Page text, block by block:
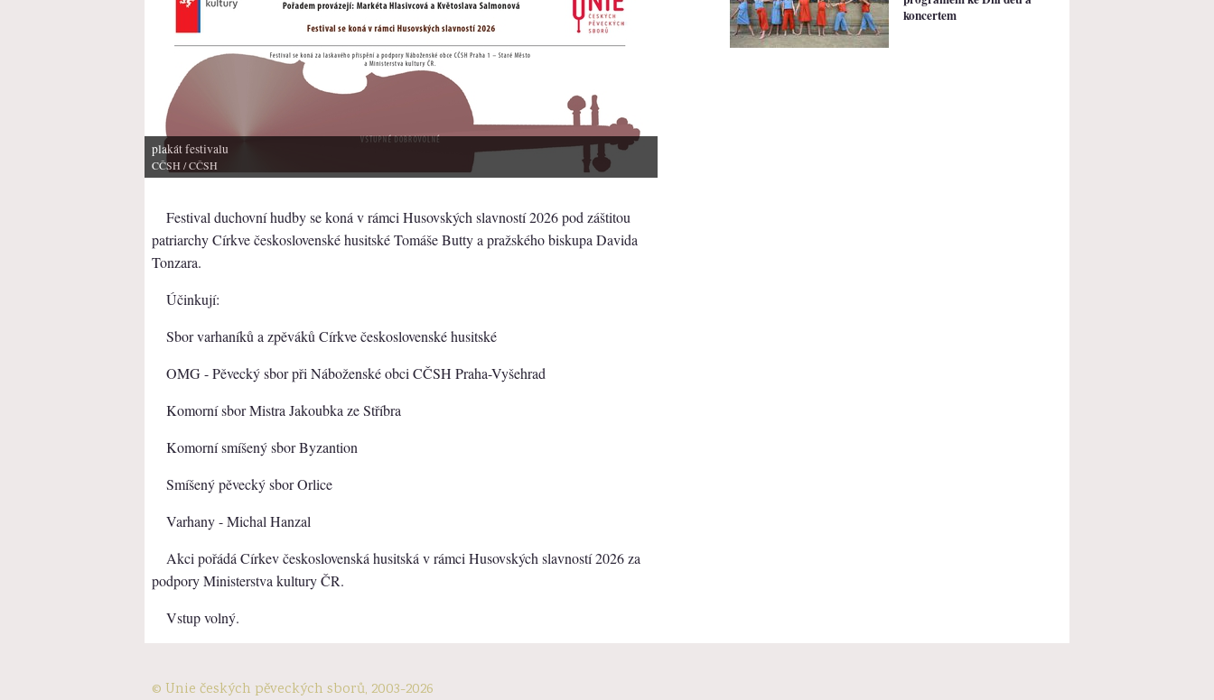
plakát festivalu
CČSH / CČSH
Festival duchovní hudby se koná v rámci Husovských slavností 2026 pod záštitou
patriarchy Církve československé husitské Tomáše Butty a pražského biskupa Davida
Tonzara.
Účinkují:
Sbor varhaníků a zpěváků Církve československé husitské
OMG - Pěvecký sbor při Náboženské obci CČSH Praha-Vyšehrad
Komorní sbor Mistra Jakoubka ze Stříbra
Komorní smíšený sbor Byzantion
Smíšený pěvecký sbor Orlice
Varhany - Michal Hanzal
Akci pořádá Církev československá husitská v rámci Husovských slavností 202​6 za
podpory Ministerstva kultury ČR.
Vstup volný.
koncertem
© Unie českých pěveckých sborů, 2003-2026